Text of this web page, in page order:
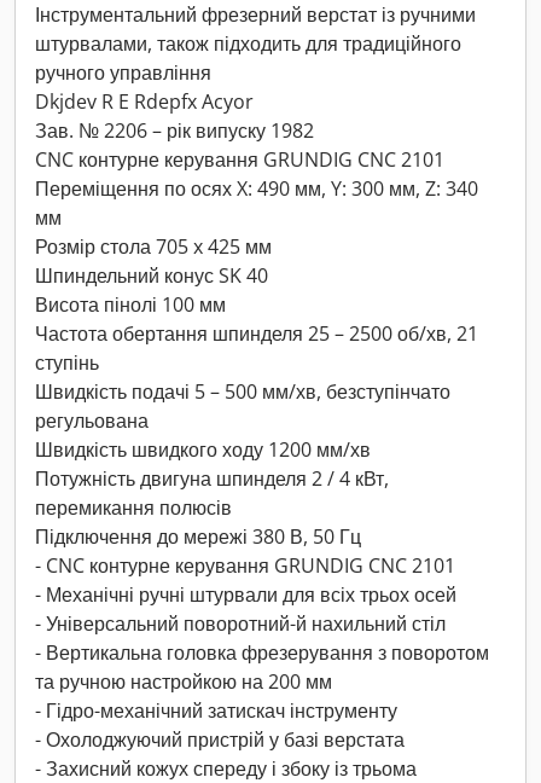
Інструментальний фрезерний верстат із ручними
штурвалами, також підходить для традиційного
ручного управління
Dkjdev R E Rdepfx Acyor
Зав. № 2206 – рік випуску 1982
CNC контурне керування GRUNDIG CNC 2101
Переміщення по осях X: 490 мм, Y: 300 мм, Z: 340
мм
Розмір стола 705 x 425 мм
Шпиндельний конус SK 40
Висота пінолі 100 мм
Частота обертання шпинделя 25 – 2500 об/хв, 21
ступінь
Швидкість подачі 5 – 500 мм/хв, безступінчато
регульована
Швидкість швидкого ходу 1200 мм/хв
Потужність двигуна шпинделя 2 / 4 кВт,
перемикання полюсів
Підключення до мережі 380 В, 50 Гц
- CNC контурне керування GRUNDIG CNC 2101
- Механічні ручні штурвали для всіх трьох осей
- Універсальний поворотний-й нахильний стіл
- Вертикальна головка фрезерування з поворотом
та ручною настройкою на 200 мм
- Гідро-механічний затискач інструменту
- Охолоджуючий пристрій у базі верстата
- Захисний кожух спереду і збоку із трьома